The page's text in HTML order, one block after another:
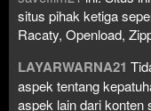
situs pihak ketiga
Racaty, Openload,
LAYARWARNA21
aspek tentang
aspek lain dari konten